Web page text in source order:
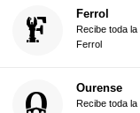
Ferrol
Recibe toda
Ferrol
Ourense
Recibe toda